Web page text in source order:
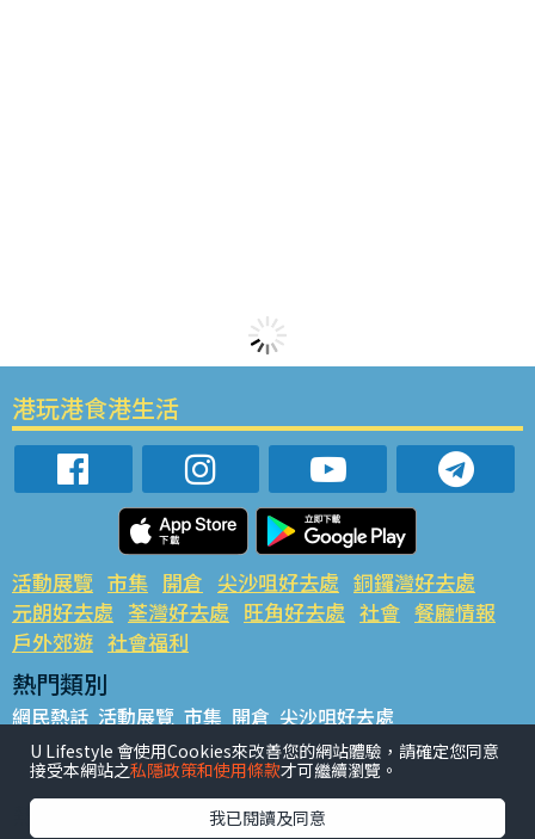
港玩港食港生活
活動展覽 市集 開倉 尖沙咀好去處 銅鑼灣好去處
元朗好去處 荃灣好去處 旺角好去處 社會 餐廳情報
戶外郊遊 社會福利
熱門類別
網民熱話 活動展覽 市集 開倉 尖沙咀好去處
銅鑼灣好去處 元朗好去處 荃灣好去處 旺角好去處 社會
餐廳情報 戶外郊遊
熱門標籤
U Lifestyle 會使用Cookies來改善您的網站體驗，請確定您同意
接受本網站之私隱政策和使用條款才可繼續瀏覽。
我已閱讀及同意